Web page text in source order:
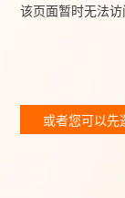
该页面暂时无法
或者您可以先